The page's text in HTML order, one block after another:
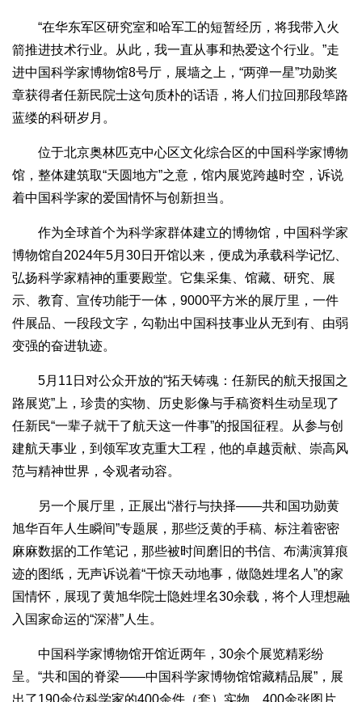
“在华东军区研究室和哈军工的短暂经历，将我带入火
箭推进技术行业。从此，我一直从事和热爱这个行业。”走
进中国科学家博物馆8号厅，展墙之上，“两弹一星”功勋奖
章获得者任新民院士这句质朴的话语，将人们拉回那段筚路
蓝缕的科研岁月。
位于北京奥林匹克中心区文化综合区的中国科学家博物
馆，整体建筑取“天圆地方”之意，馆内展览跨越时空，诉说
着中国科学家的爱国情怀与创新担当。
作为全球首个为科学家群体建立的博物馆，中国科学家
博物馆自2024年5月30日开馆以来，便成为承载科学记忆、
弘扬科学家精神的重要殿堂。它集采集、馆藏、研究、展
示、教育、宣传功能于一体，9000平方米的展厅里，一件
件展品、一段段文字，勾勒出中国科技事业从无到有、由弱
变强的奋进轨迹。
5月11日对公众开放的“拓天铸魂：任新民的航天报国之
路展览”上，珍贵的实物、历史影像与手稿资料生动呈现了
任新民“一辈子就干了航天这一件事”的报国征程。从参与创
建航天事业，到领军攻克重大工程，他的卓越贡献、崇高风
范与精神世界，令观者动容。
另一个展厅里，正展出“潜行与抉择——共和国功勋黄
旭华百年人生瞬间”专题展，那些泛黄的手稿、标注着密密
麻麻数据的工作笔记，那些被时间磨旧的书信、布满演算痕
迹的图纸，无声诉说着“干惊天动地事，做隐姓埋名人”的家
国情怀，展现了黄旭华院士隐姓埋名30余载，将个人理想融
入国家命运的“深潜”人生。
中国科学家博物馆开馆近两年，30余个展览精彩纷
呈。“共和国的脊梁——中国科学家博物馆馆藏精品展”，展
出了190余位科学家的400余件（套）实物、400余张图片、